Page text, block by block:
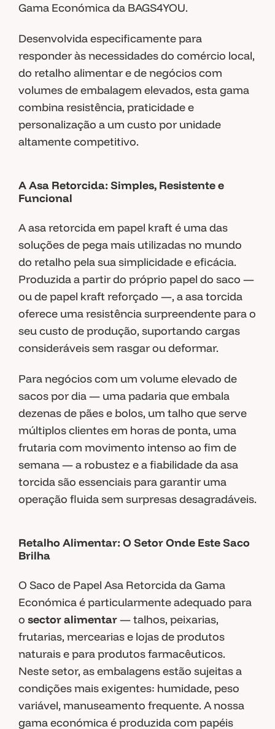
Gama Económica da BAGS4YOU.
Desenvolvida especificamente para
responder às necessidades do comércio local,
do retalho alimentar e de negócios com
volumes de embalagem elevados, esta gama
combina resistência, praticidade e
personalização a um custo por unidade
altamente competitivo.
A Asa Retorcida: Simples, Resistente e
Funcional
A asa retorcida em papel kraft é uma das
soluções de pega mais utilizadas no mundo
do retalho pela sua simplicidade e eficácia.
Produzida a partir do próprio papel do saco —
ou de papel kraft reforçado —, a asa torcida
oferece uma resistência surpreendente para o
seu custo de produção, suportando cargas
consideráveis sem rasgar ou deformar.
Para negócios com um volume elevado de
sacos por dia — uma padaria que embala
dezenas de pães e bolos, um talho que serve
múltiplos clientes em horas de ponta, uma
frutaria com movimento intenso ao fim de
semana — a robustez e a fiabilidade da asa
torcida são essenciais para garantir uma
operação fluida sem surpresas desagradáveis.
Retalho Alimentar: O Setor Onde Este Saco
Brilha
O Saco de Papel Asa Retorcida da Gama
Económica é particularmente adequado para
o sector alimentar— talhos, peixarias,
frutarias, mercearias e lojas de produtos
naturais e para produtos farmacêuticos.
Neste setor, as embalagens estão sujeitas a
condições mais exigentes: humidade, peso
variável, manuseamento frequente. A nossa
gama económica é produzida com papéis